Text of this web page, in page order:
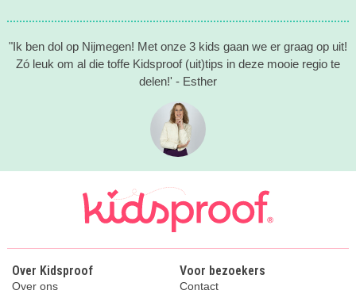
"Ik ben dol op Nijmegen! Met onze 3 kids gaan we er graag op uit!
Zó leuk om al die toffe Kidsproof (uit)tips in deze mooie regio te
delen!' - Esther
Over Kidsproof
Over ons
Voor bezoekers
Contact